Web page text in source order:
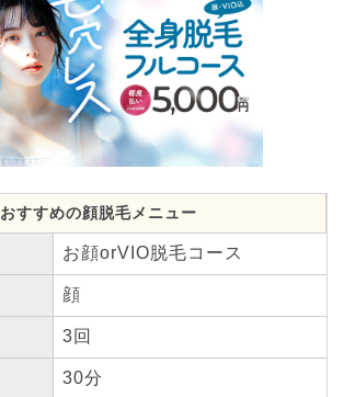
おすすめの顔脱毛メニュー
お顔orVIO脱毛コース
顔
3回
30分